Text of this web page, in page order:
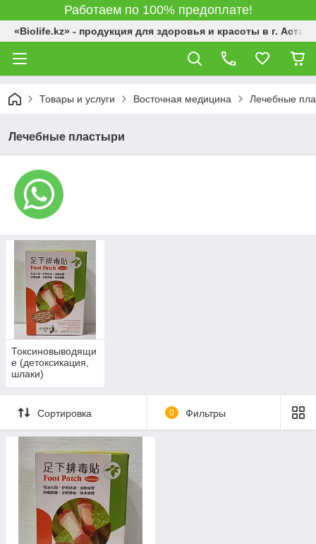
Работаем по 100% предоплате!
«Biolife.kz» - продукция для здоровья и красоты в г. Астана
Товары и услуги Восточная медицина Лечебные
Лечебные пластыри
Токсиновыводящи
е (детоксикация,
шлаки)
Сортировка 0 Фильтры